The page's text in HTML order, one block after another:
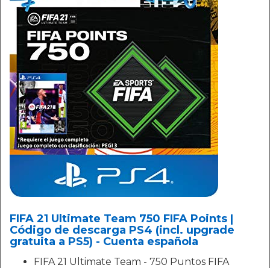
FIFA 21 Ultimate Team 750 FIFA Points |
Código de descarga PS4 (incl. upgrade
gratuita a PS5) - Cuenta española
FIFA 21 Ultimate Team - 750 Puntos FIFA